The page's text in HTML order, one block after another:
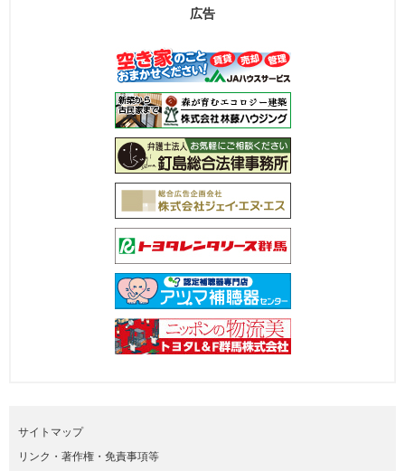
広告
サイトマップ
リンク・著作権・免責事項等